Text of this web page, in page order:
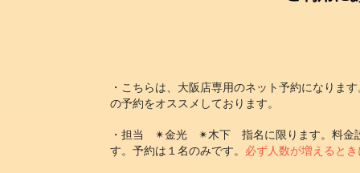
・こちらは、大阪店専用のネット予約になりま
の予約をオススメしております。​
・担当 ✴︎金光 ✴︎木下 指名に限ります。料金設
す。予約は１名のみです。 必ず人数が増えると